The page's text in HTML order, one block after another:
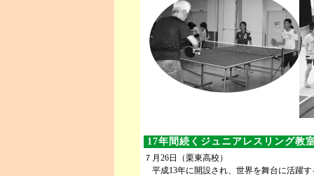
17年間続くジュニアレスリング教
７月26日（栗東高校）
平成13年に開設され、世界を舞台に活躍